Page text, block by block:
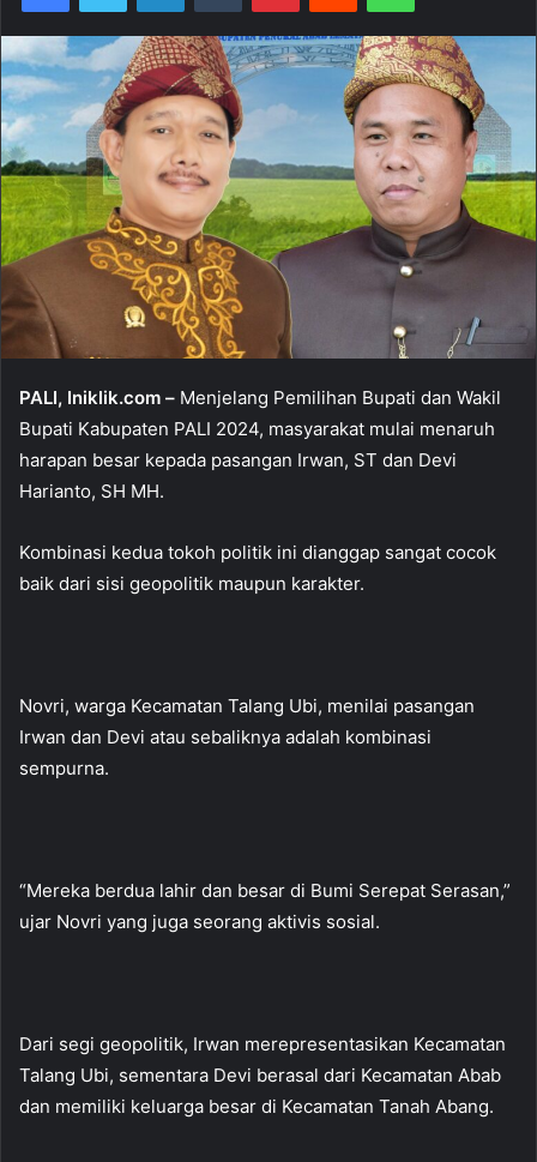
PALI, Iniklik.com – Menjelang Pemilihan Bupati dan Wakil
Bupati Kabupaten PALI 2024, masyarakat mulai menaruh
harapan besar kepada pasangan Irwan, ST dan Devi
Harianto, SH MH.
Kombinasi kedua tokoh politik ini dianggap sangat cocok
baik dari sisi geopolitik maupun karakter.
Novri, warga Kecamatan Talang Ubi, menilai pasangan
Irwan dan Devi atau sebaliknya adalah kombinasi
sempurna.
“Mereka berdua lahir dan besar di Bumi Serepat Serasan,”
ujar Novri yang juga seorang aktivis sosial.
Dari segi geopolitik, Irwan merepresentasikan Kecamatan
Talang Ubi, sementara Devi berasal dari Kecamatan Abab
dan memiliki keluarga besar di Kecamatan Tanah Abang.